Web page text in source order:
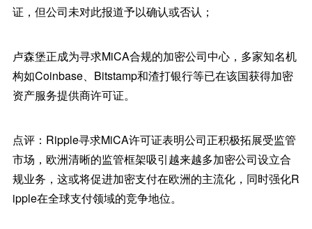
证，但公司未对此报道予以确认或否认；
卢森堡正成为寻求MiCA合规的加密公司中心，多家知名机
构如Coinbase、Bitstamp和渣打银行等已在该国获得加密
资产服务提供商许可证。
点评：Ripple寻求MiCA许可证表明公司正积极拓展受监管
市场，欧洲清晰的监管框架吸引越来越多加密公司设立合
规业务，这或将促进加密支付在欧洲的主流化，同时强化R
ipple在全球支付领域的竞争地位。